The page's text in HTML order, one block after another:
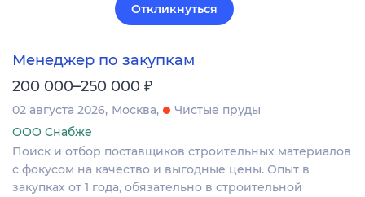
Откликнуться
Менеджер по закупкам
200 000–250 000 ₽
02 августа 2026 Москва
Чистые пруды
ООО Снабже
Поиск и отбор поставщиков строительных материалов
с фокусом на качество и выгодные цены. Опыт в
закупках от 1 года, обязательно в строительной